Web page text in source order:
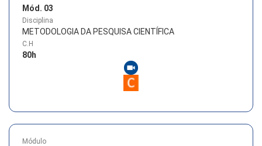
Mód. 03
Disciplina
METODOLOGIA DA PESQUISA CIENTÍFICA
C.H
80h
Módulo